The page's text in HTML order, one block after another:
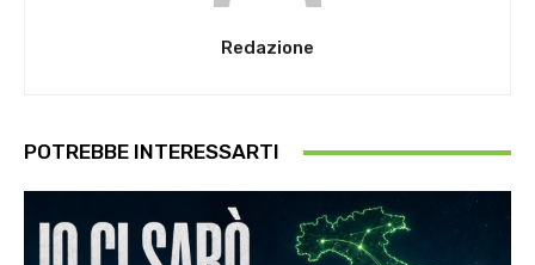
Redazione
POTREBBE INTERESSARTI